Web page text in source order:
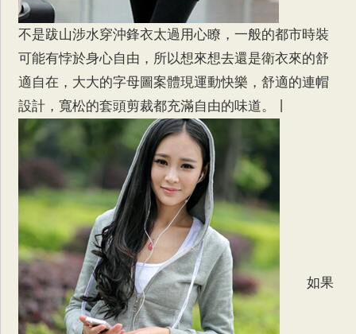
不是跋山涉水穿沖鋒衣太過用心瞭，一般的都市時裝
可能有悖於身心自由，所以想來想去還是衛衣來的舒
適自在，大大的字母圖案體現運動快樂，舒適的連帽
設計，寬松的套頭剪裁都充滿自由的味道。丨
如果